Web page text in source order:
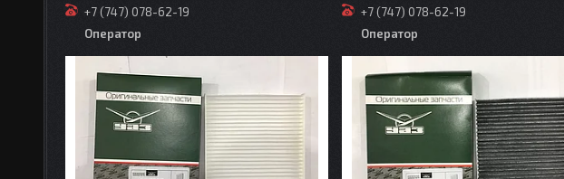
+7 (747) 078-62-19
Оператор
+7 (747) 078-62-19
Оператор